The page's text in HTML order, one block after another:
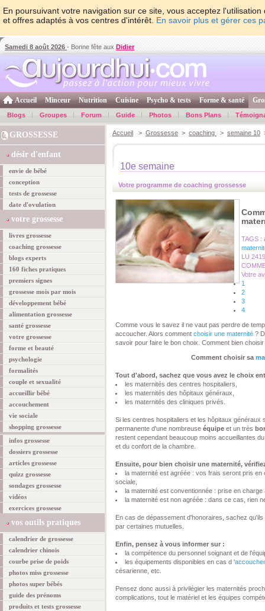
En poursuivant votre navigation sur ce site, vous acceptez
et offres adaptés à vos centres d'intérêt. En savoir plus et gérer ces
Samedi 8 août 2026 - Bonne fête aux Didier
Accueil Minceur Nutrition Cuisine Psycho & tests Forme & santé
Blogs Groupes Forum Guide Photos Bons Plans
GROSSESSE
désir d'enfant
envie de bébé
conception
tests de grossesse
date d'ovulation
votre grossesse
livres grossesse
coaching grossesse
blogs experts
160 fiches pratiques
premiers signes
grossesse mois par mois
développement bébé
alimentation grossesse
santé grossesse
votre grossesse
forme et beauté
psychologie
formalités
couple et sexualité
accueillir bébé
accouchement
vie sociale
shopping grossesse
infos grossesse
dossiers grossesse
articles grossesse
quizz grossesse
sondages grossesse
vidéos
exercices grossesse
vos outils pratiques
calendrier de grossesse
calendrier chinois
courbe prise de poids
photos miss grossesse
photos super bébés
guide des prénoms
produits et tests grossesse
Accueil > Grossesse > coaching > semaine 10
10e semaine
Votre programme de coaching grossesse
TAGS :
LU
Votre
1
2
3
4
Comme vous le savez il ne vaut pas perdre de
accoucher. Alors comment choisir une maternité ?
savoir pour faire le bon choix. Comment bien
Comment choisir sa
Tout d'abord, sachez que vous avez le choix
les maternités des centres hospitaliers,
les maternités des hôpitaux généraux,
les maternités des cliniques privés.
Si les centres hospitaliers et les hôpitaux
permanente d'une nombreuse équipe et un très
restent cependant beaucoup moins accueillantes
et du confort de la chambre.
Ensuite, pour bien choisir une maternité,
la maternité est agréée : vos frais seront pris
sociale,
la maternité est conventionnée : prise en charge
la maternité est non agréée : dans ce cas, rien
En cas de dépassement d'honoraires, sachez
par certaines mutuelles.
Enfin, pensez à vous informer sur :
la compétence du personnel soignant et de
les équipements disponibles en cas d '
césarienne, etc.
Pensez donc aussi à privilégier les maternités
complications, tout le matériel et les équipes